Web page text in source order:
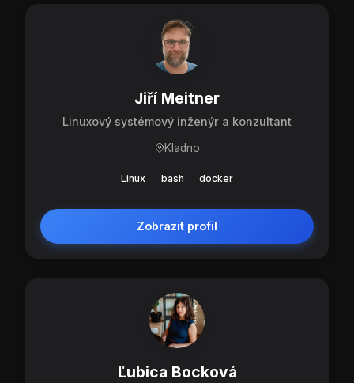
Jiří Meitner
Linuxový systémový inženýr a konzultant
Kladno
Linux bash docker
Zobrazit profil
Ľubica Bocková